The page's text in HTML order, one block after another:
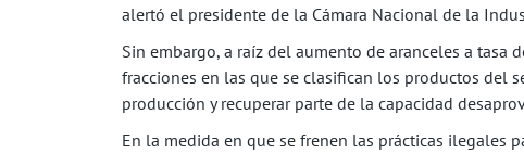
alertó el presidente de la Cámara Nacional de la
Sin embargo, a raíz del aumento de aranceles a tasa
fracciones en las que se clasifican los productos del
producción y recuperar parte de la capacidad
En la medida en que se frenen las prácticas ilegales